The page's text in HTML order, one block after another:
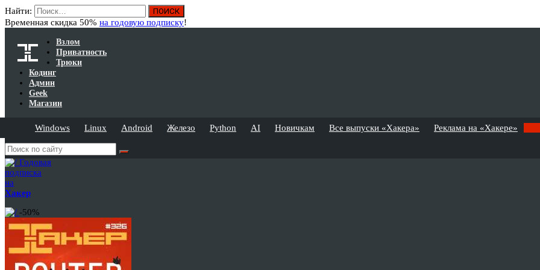
Найти:
Временная скидка 50% на годовую подписку!
Взлом
Приватность
Трюки
Кодинг
Админ
Geek
Магазин
Windows Linux Android Железо Python AI Новичкам Все выпуски «Хакера» Реклама на «Хакере»
Годовая
подписка
на
Хакер
-50%